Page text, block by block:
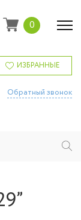
0
ИЗБРАННЫЕ
Обратный звонок